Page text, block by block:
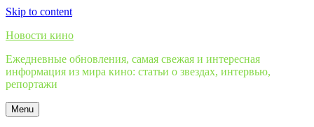
Skip to content
Новости кино
Ежедневные обновления, самая свежая и интересная
информация из мира кино: статьи о звездах, интервью,
репортажи
Menu